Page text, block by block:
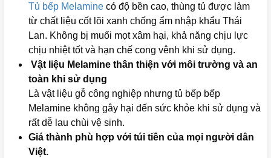
Tủ bếp Melamine có độ bền cao, thùng tủ được làm
từ chất liệu cốt lõi xanh chống ẩm nhập khẩu Thái
Lan. Không bị muối mọt xâm hại, khả năng chịu lực
chịu nhiệt tốt và hạn chế cong vênh khi sử dụng.
Vật liệu Melamine thân thiện với môi trường và an
toàn khi sử dụng
Là vật liệu gỗ công nghiệp nhưng tủ bếp bếp
Melamine không gây hại đến sức khỏe khi sử dụng và
rất dễ lau chùi vệ sinh.
Giá thành phù hợp với túi tiền của mọi người dân
Việt.